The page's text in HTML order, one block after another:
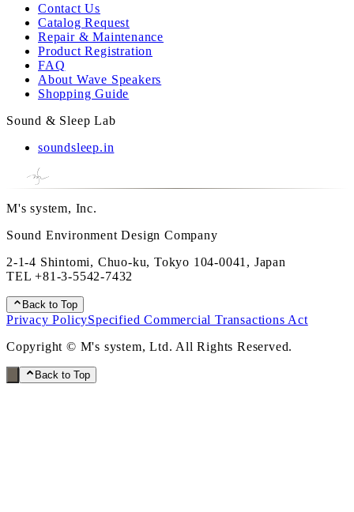
Contact Us
Catalog Request
Repair & Maintenance
Product Registration
FAQ
About Wave Speakers
Shopping Guide
Sound & Sleep Lab
soundsleep.in
M's system, Inc.
Sound Environment Design Company
2-1-4 Shintomi, Chuo-ku, Tokyo 104-0041, Japan
TEL+81-3-5542-7432
Back to Top
Privacy PolicySpecified Commercial Transactions Act
Copyright © M's system, Ltd. All Rights Reserved.
Back to Top